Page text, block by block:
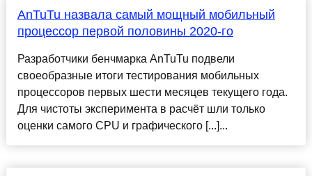
AnTuTu назвала самый мощный мобильный
процессор первой половины 2020-го
Разработчики бенчмарка AnTuTu подвели
своеобразные итоги тестирования мобильных
процессоров первых шести месяцев текущего года.
Для чистоты эксперимента в расчёт шли только
оценки самого CPU и графического [...]...